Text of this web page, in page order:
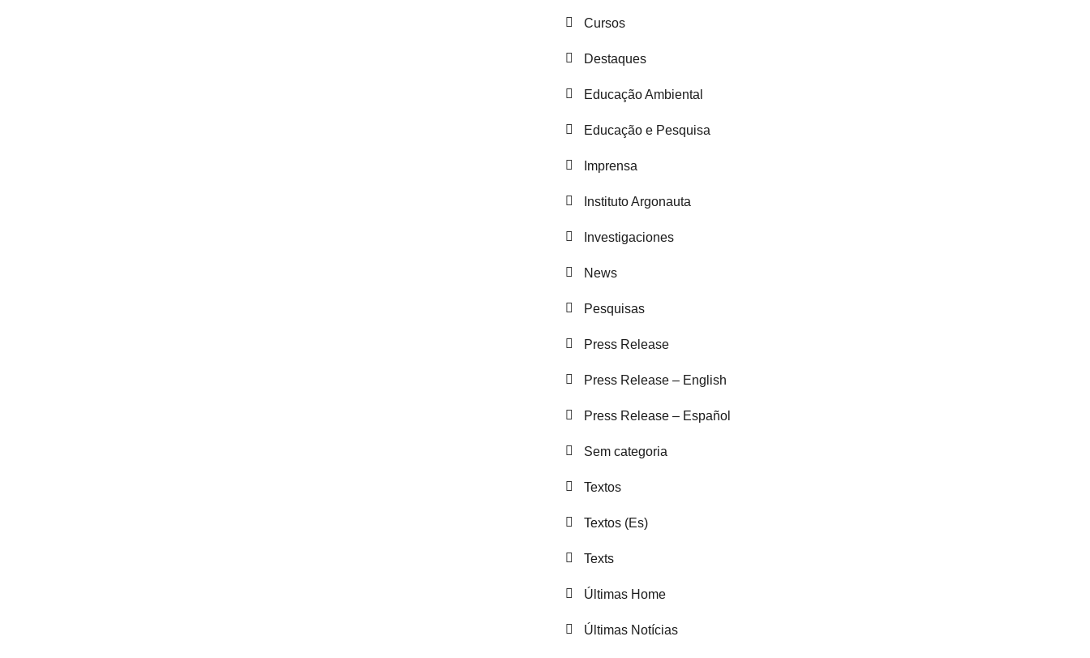
Cursos
Destaques
Educação Ambiental
Educação e Pesquisa
Imprensa
Instituto Argonauta
Investigaciones
News
Pesquisas
Press Release
Press Release – English
Press Release – Español
Sem categoria
Textos
Textos (Es)
Texts
Últimas Home
Últimas Notícias